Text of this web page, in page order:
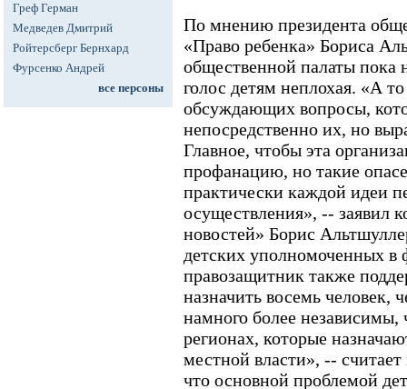
Греф Герман
Медведев Дмитрий
Ройтерсберг Бернхард
Фурсенко Андрей
все персоны
По мнению президента
«Право ребенка» Бориса
общественной палаты пока
голос детям неплохая. «А
обсуждающих вопросы,
непосредственно их, но
Главное, чтобы эта
профанацию, но такие
практически каждой идеи
осуществления», -- заявил
новостей» Борис
детских уполномоченных в
правозащитник также
назначить восемь человек,
намного более
регионах, которые
местной власти», --
что основной проблемой